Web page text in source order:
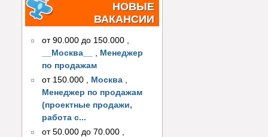
НОВЫЕ
ВАКАНСИИ
от 90.000 до 150.000 ,
__Москва__
, Менеджер
по продажам
от 150.000
Москва
Менеджер по продажам
(проектные продажи,
работа с...
от 50.000 до 70.000